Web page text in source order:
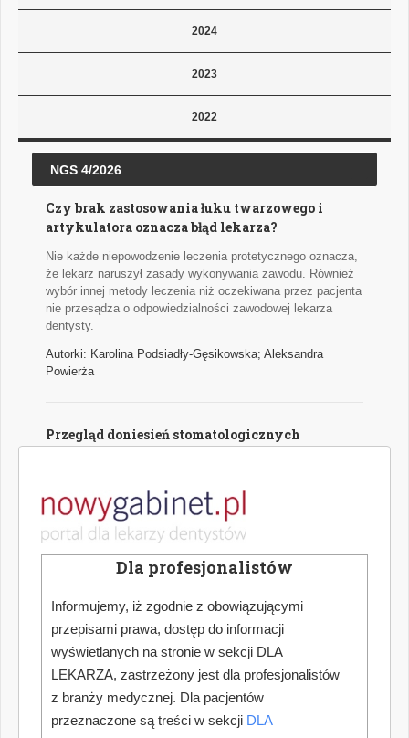
2024
2023
2022
NGS 4/2026
Czy brak zastosowania łuku twarzowego i
artykulatora oznacza błąd lekarza?
Nie każde niepowodzenie leczenia protetycznego oznacza,
że lekarz naruszył zasady wykonywania zawodu. Również
wybór innej metody leczenia niż oczekiwana przez pacjenta
nie przesądza o odpowiedzialności zawodowej lekarza
dentysty.
Autorki: Karolina Podsiadły-Gęsikowska; Aleksandra
Powierża
Przegląd doniesień stomatologicznych
Autor: Hanna Puźyńska
Jak dokonać optymalnego wyboru urządzenia
Współczesna stomatologia nieustannie podnosi poprzeczkę
w zakresie precyzji, skuteczności i komfortu leczenia. W
erze zaawansowanych technologii, miniaturyzacji narzędzi
oraz rosnących oczekiwań pacjentów, kluczowym
elementem codziennej praktyki staje się odpowiednio
dobrana optyka zabiegowa. Coraz częściej wybór ten
sprowadza się do dwóch rozwiązań: lup stomatologicznych
Dla profesjonalistów
Informujemy, iż zgodnie z obowiązującymi
przepisami prawa, dostęp do informacji
wyświetlanych na stronie w sekcji DLA
LEKARZA, zastrzeżony jest dla profesjonalistów
z branży medycznej. Dla pacjentów
przeznaczone są treści w sekcji DLA